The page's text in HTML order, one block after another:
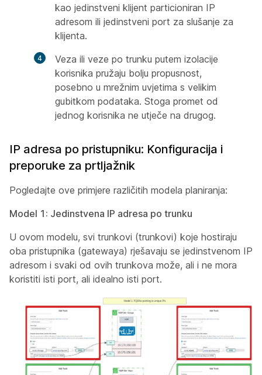
kao jedinstveni klijent particioniran IP
adresom ili jedinstveni port za slušanje za
klijenta.
Veza ili veze po trunku putem izolacije
korisnika pružaju bolju propusnost,
posebno u mrežnim uvjetima s velikim
gubitkom podataka. Stoga promet od
jednog korisnika ne utječe na drugog.
IP adresa po pristupniku: Konfiguracija i
preporuke za prtljažnik
Pogledajte ove primjere različitih modela planiranja:
Model 1: Jedinstvena IP adresa po trunku
U ovom modelu, svi trunkovi (trunkovi) koje hostiraju
oba pristupnika (gatewaya) rješavaju se jedinstvenom IP
adresom i svaki od ovih trunkova može, ali i ne mora
koristiti isti port, ali idealno isti port.